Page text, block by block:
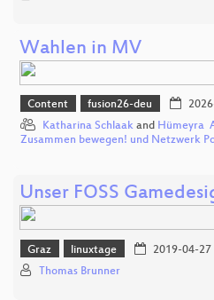
Wahlen in MV
Content fusion26-deu
Katharina Schlaak and Hümeyra
Zusammen bewegen! und Netzwerk
Unser FOSS
Graz linuxtage 2019-04-27
Thomas Brunner